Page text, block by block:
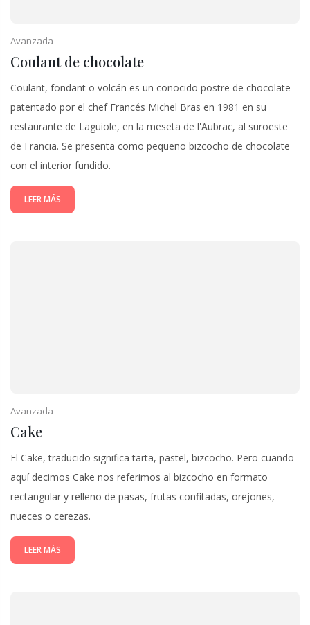
Avanzada
Coulant de chocolate
Coulant, fondant o volcán es un conocido postre de chocolate
patentado por el chef Francés Michel Bras en 1981 en su
restaurante de Laguiole, en la meseta de l'Aubrac, al suroeste
de Francia. Se presenta como pequeño bizcocho de chocolate
con el interior fundido.
LEER MÁS
Avanzada
Cake
El Cake, traducido significa tarta, pastel, bizcocho. Pero cuando
aquí decimos Cake nos referimos al bizcocho en formato
rectangular y relleno de pasas, frutas confitadas, orejones,
nueces o cerezas.
LEER MÁS